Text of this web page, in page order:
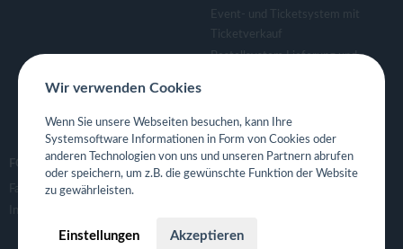
Event- und Ticketsystem mit
Ticketverkauf
Bestellsystem Lieferung und
Eigene App für Restaurant
FOLGE UNS
Facebook
Instagram
Wir verwenden Cookies
Wenn Sie unsere Webseiten besuchen, kann Ihre
Systemsoftware Informationen in Form von Cookies oder
anderen Technologien von uns und unseren Partnern abrufen
oder speichern, um z.B. die gewünschte Funktion der Website
zu gewährleisten.
Einstellungen Akzeptieren